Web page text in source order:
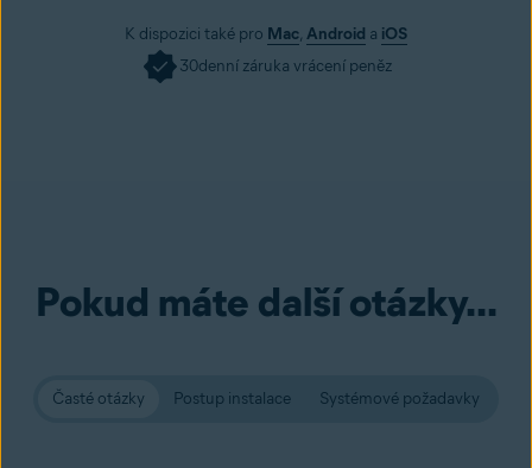
K dispozici také pro Mac, Android a iOS
30denní záruka vrácení peněz
Pokud máte další otázky...
Časté otázky Postup instalace Systémové požadavky